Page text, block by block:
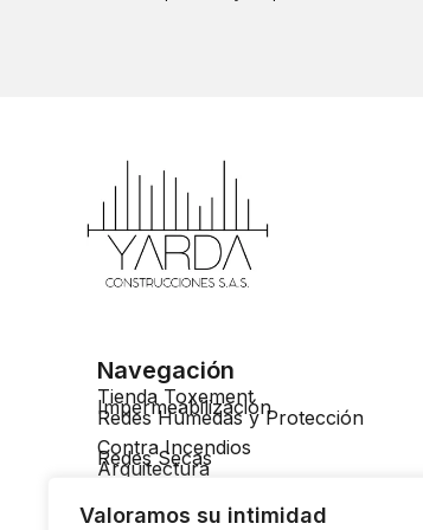
Valoramos su intimidad
Navegación
Tienda Toxement
Impermeabilización
Redes Húmedas y Protección
Contra Incendios
Redes Secas
Arquitectura